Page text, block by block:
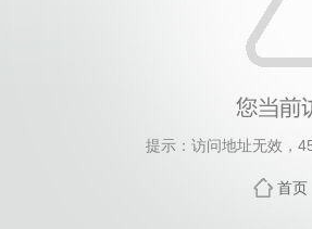
提示：访问地址无效，
首页